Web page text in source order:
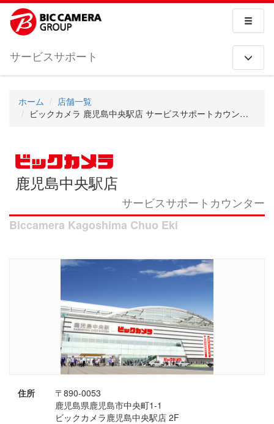
サービスサポート
ホーム
店舗一覧
ビックカメラ 鹿児島中央駅店 サービスサポートカウンター
鹿児島中央駅店
サービスサポートカウンター
Biccamera Kagoshima Chuo Eki
住所
〒890-0053
鹿児島県鹿児島市中央町1-1
ビックカメラ鹿児島中央駅店 2F